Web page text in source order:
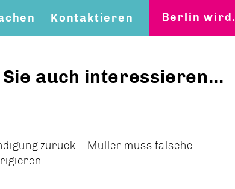
Kontaktieren Berlin wird.
auch interessieren...
zurück – Müller muss falsche